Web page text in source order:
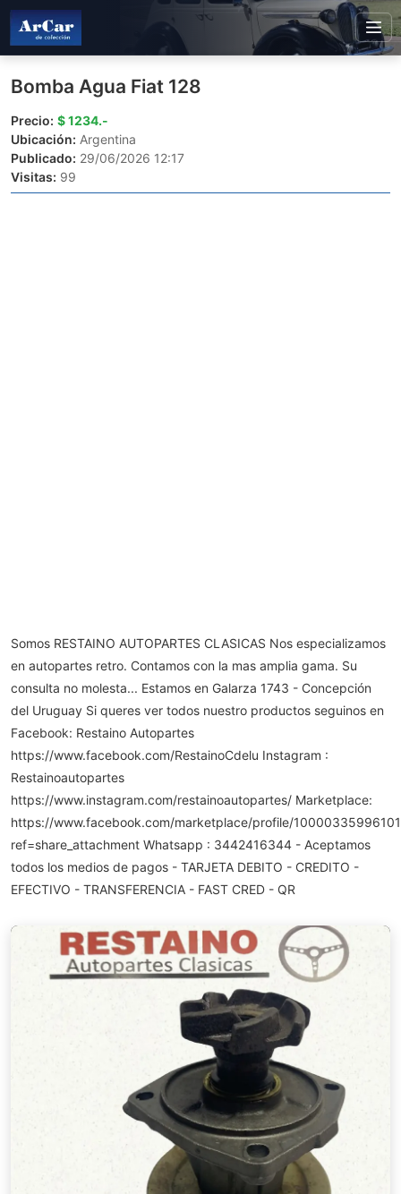
Bomba Agua Fiat 128
Precio: $ 1234.-
Ubicación: Argentina
Publicado: 29/06/2026 12:17
Visitas: 99
Somos RESTAINO AUTOPARTES CLASICAS Nos especializamos
en autopartes retro. Contamos con la mas amplia gama. Su
consulta no molesta... Estamos en Galarza 1743 - Concepción
del Uruguay Si queres ver todos nuestro productos seguinos en
Facebook: Restaino Autopartes
https://www.facebook.com/RestainoCdelu Instagram :
Restainoautopartes
https://www.instagram.com/restainoautopartes/ Marketplace:
https://www.facebook.com/marketplace/profile/
ref=share_attachment Whatsapp : 3442416344 - Aceptamos
todos los medios de pagos - TARJETA DEBITO - CREDITO -
EFECTIVO - TRANSFERENCIA - FAST CRED - QR